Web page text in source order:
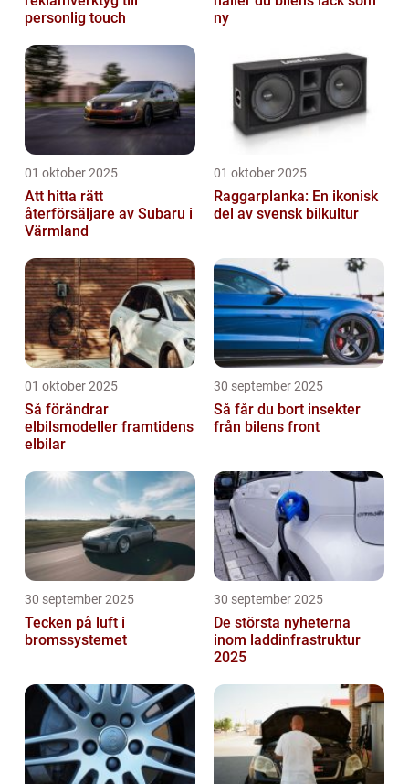
personlig touch
ny
01 oktober 2025
Att hitta rätt
återförsäljare av Subaru i
Värmland
01 oktober 2025
Raggarplanka: En ikonisk
del av svensk bilkultur
01 oktober 2025
Så förändrar
elbilsmodeller framtidens
elbilar
30 september 2025
Så får du bort insekter
från bilens front
30 september 2025
Tecken på luft i
bromssystemet
30 september 2025
De största nyheterna
inom laddinfrastruktur
2025